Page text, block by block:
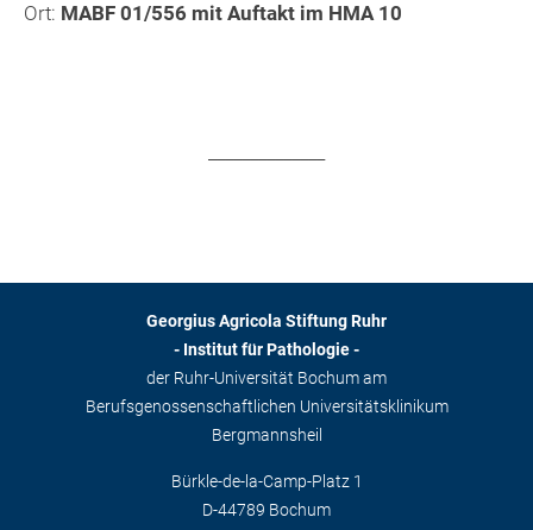
Ort: MABF 01/556 mit Auftakt im HMA 10
Georgius Agricola Stiftung Ruhr
- Institut für Pathologie -
der Ruhr-Universität Bochum am
Berufsgenossenschaftlichen Universitätsklinikum
Bergmannsheil
Bürkle-de-la-Camp-Platz 1
D-44789 Bochum